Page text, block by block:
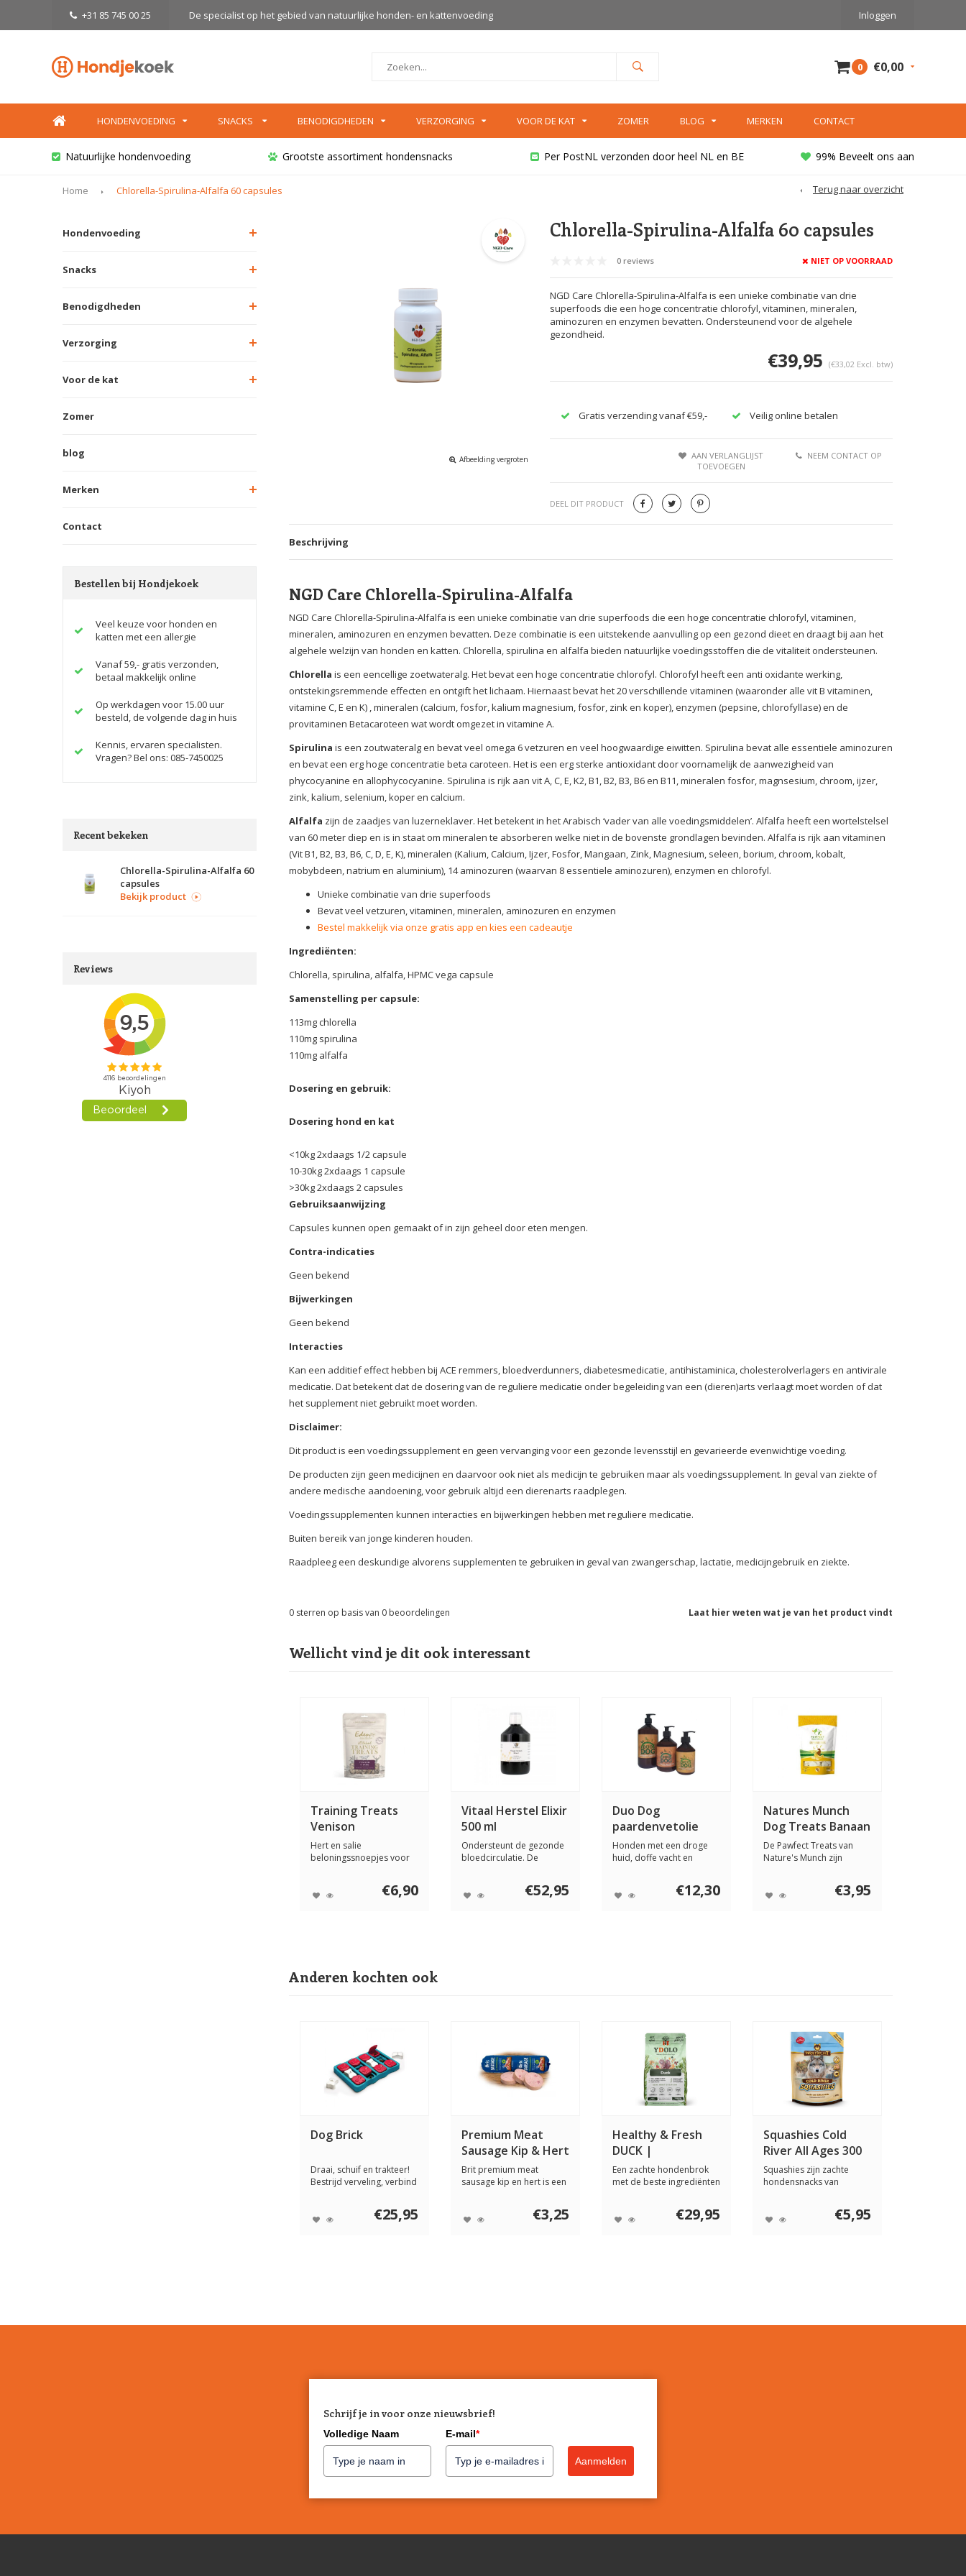
+31 85 745 00 25 De specialist op het gebied van natuurlijke honden- en kattenvoeding Inloggen
0 €0,00
HONDENVOEDING SNACKS BENODIGDHEDEN VERZORGING VOOR DE KAT ZOMER BLOG MERKEN CONTACT
Natuurlijke hondenvoeding Grootste assortiment hondensnacks Per PostNL verzonden door heel NL en BE 99% Beveelt ons aan
Home Chlorella-Spirulina-Alfalfa 60 capsules Terug naar overzicht
Hondenvoeding
Snacks
Benodigdheden
Verzorging
Voor de kat
Zomer
blog
Merken
Contact
Bestellen bij Hondjekoek
Veel keuze voor honden en
katten met een allergie
Vanaf 59,- gratis verzonden,
betaal makkelijk online
Op werkdagen voor 15.00 uur
besteld, de volgende dag in huis
Kennis, ervaren specialisten.
Vragen? Bel ons: 085-7450025
Recent bekeken
Chlorella-Spirulina-Alfalfa 60
capsules
Bekijk product
Reviews
Afbeelding vergroten
Chlorella-Spirulina-Alfalfa 60 capsules
0 reviews NIET OP VOORRAAD
NGD Care Chlorella-Spirulina-Alfalfa is een unieke combinatie van drie
superfoods die een hoge concentratie chlorofyl, vitaminen, mineralen,
aminozuren en enzymen bevatten. Ondersteunend voor de algehele
gezondheid.
€39,95 (€33,02 Excl. btw)
Gratis verzending vanaf €59,- Veilig online betalen
AAN VERLANGLIJST
TOEVOEGEN
NEEM CONTACT OP
DEEL DIT PRODUCT
Beschrijving
NGD Care Chlorella-Spirulina-Alfalfa
NGD Care Chlorella-Spirulina-Alfalfa is een unieke combinatie van drie superfoods die een hoge concentratie chlorofyl, vitaminen,
mineralen, aminozuren en enzymen bevatten. Deze combinatie is een uitstekende aanvulling op een gezond dieet en draagt bij aan het
algehele welzijn van honden en katten. Chlorella, spirulina en alfalfa bieden natuurlijke voedingsstoffen die de vitaliteit ondersteunen.
Chlorella is een eencellige zoetwateralg. Het bevat een hoge concentratie chlorofyl. Chlorofyl heeft een anti oxidante werking,
ontstekingsremmende effecten en ontgift het lichaam. Hiernaast bevat het 20 verschillende vitaminen (waaronder alle vit B vitaminen,
vitamine C, E en K) , mineralen (calcium, fosfor, kalium magnesium, fosfor, zink en koper), enzymen (pepsine, chlorofyllase) en de
provitaminen Betacaroteen wat wordt omgezet in vitamine A.
Spirulina is een zoutwateralg en bevat veel omega 6 vetzuren en veel hoogwaardige eiwitten. Spirulina bevat alle essentiele aminozuren
en bevat een erg hoge concentratie beta caroteen. Het is een erg sterke antioxidant door voornamelijk de aanwezigheid van
phycocyanine en allophycocyanine. Spirulina is rijk aan vit A, C, E, K2, B1, B2, B3, B6 en B11, mineralen fosfor, magnsesium, chroom, ijzer,
zink, kalium, selenium, koper en calcium.
Alfalfa zijn de zaadjes van luzerneklaver. Het betekent in het Arabisch ‘vader van alle voedingsmiddelen’. Alfalfa heeft een wortelstelsel
van 60 meter diep en is in staat om mineralen te absorberen welke niet in de bovenste grondlagen bevinden. Alfalfa is rijk aan vitaminen
(Vit B1, B2, B3, B6, C, D, E, K), mineralen (Kalium, Calcium, Ijzer, Fosfor, Mangaan, Zink, Magnesium, seleen, borium, chroom, kobalt,
mobybdeen, natrium en aluminium), 14 aminozuren (waarvan 8 essentiele aminozuren), enzymen en chlorofyl.
Unieke combinatie van drie superfoods
Bevat veel vetzuren, vitaminen, mineralen, aminozuren en enzymen
Bestel makkelijk via onze gratis app en kies een cadeautje
Ingrediënten:
Chlorella, spirulina, alfalfa, HPMC vega capsule
Samenstelling per capsule:
113mg chlorella
110mg spirulina
110mg alfalfa
Dosering en gebruik:
Dosering hond en kat
<10kg 2xdaags 1/2 capsule
10-30kg 2xdaags 1 capsule
>30kg 2xdaags 2 capsules
Gebruiksaanwijzing
Capsules kunnen open gemaakt of in zijn geheel door eten mengen.
Contra-indicaties
Geen bekend
Bijwerkingen
Geen bekend
Interacties
Kan een additief effect hebben bij ACE remmers, bloedverdunners, diabetesmedicatie, antihistaminica, cholesterolverlagers en antivirale
medicatie. Dat betekent dat de dosering van de reguliere medicatie onder begeleiding van een (dieren)arts verlaagt moet worden of dat
het supplement niet gebruikt moet worden.
Disclaimer:
Dit product is een voedingssupplement en geen vervanging voor een gezonde levensstijl en gevarieerde evenwichtige voeding.
De producten zijn geen medicijnen en daarvoor ook niet als medicijn te gebruiken maar als voedingssupplement. In geval van ziekte of
andere medische aandoening, voor gebruik altijd een dierenarts raadplegen.
Voedingssupplementen kunnen interacties en bijwerkingen hebben met reguliere medicatie.
Buiten bereik van jonge kinderen houden.
Raadpleeg een deskundige alvorens supplementen te gebruiken in geval van zwangerschap, lactatie, medicijngebruik en ziekte.
Laat hier weten wat je van het product vindt
0 sterren op basis van 0 beoordelingen
Wellicht vind je dit ook interessant
Training Treats
Venison
Hert en salie
beloningssnoepjes voor
€6,90
Vitaal Herstel Elixir
500 ml
Ondersteunt de gezonde
bloedcirculatie. De
€52,95
Duo Dog
paardenvetolie
Honden met een droge
huid, doffe vacht en
€12,30
Natures Munch
Dog Treats Banaan
55 gram
De Pawfect Treats van
Nature's Munch zijn
€3,95
Anderen kochten ook
Dog Brick
Draai, schuif en trakteer!
Bestrijd verveling, verbind
€25,95
Premium Meat
Sausage Kip & Hert
800 gram
Brit premium meat
sausage kip en hert is een
€3,25
Healthy & Fresh
DUCK |
Monoprotein
Een zachte hondenbrok
met de beste ingrediënten
€29,95
Squashies Cold
River All Ages 300
gram
Squashies zijn zachte
hondensnacks van
€5,95
Schrijf je in voor onze nieuwsbrief!
Volledige Naam E-mail*
Aanmelden